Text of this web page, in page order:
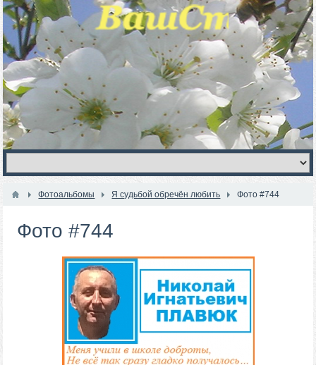
Фотоальбомы Я судьбой обречён любить Фото #744
Фото #744